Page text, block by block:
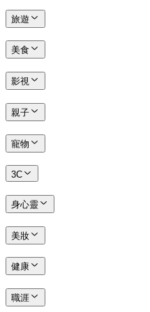
旅遊
美食
影視
親子
寵物
3C
身心靈
美妝
健康
職涯